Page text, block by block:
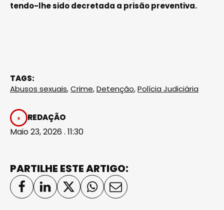
tendo-lhe sido decretada a prisão preventiva.
TAGS:
Abusos sexuais,Crime,Detenção,Polícia Judiciária
REDAÇÃO
Maio 23, 2026 . 11:30
PARTILHE ESTE ARTIGO: